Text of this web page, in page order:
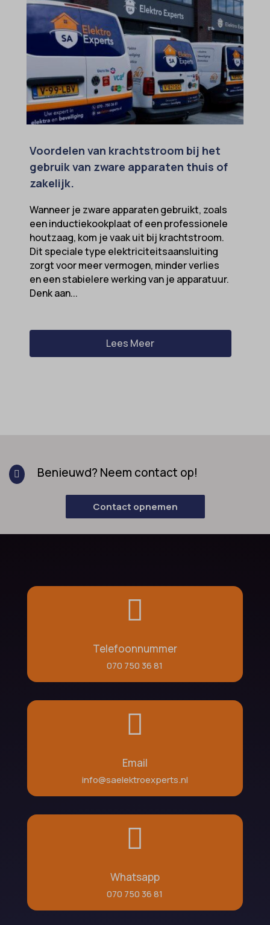
Voordelen van krachtstroom bij het
gebruik van zware apparaten thuis of
zakelijk.
Wanneer je zware apparaten gebruikt, zoals
een inductiekookplaat of een professionele
houtzaag, kom je vaak uit bij krachtstroom.
Dit speciale type elektriciteitsaansluiting
zorgt voor meer vermogen, minder verlies
en een stabielere werking van je apparatuur.
Denk aan...
Lees Meer
 Benieuwd? Neem contact op!
Contact opnemen

Telefoonnummer
070 750 36 81

Email
info@saelektroexperts.nl

Whatsapp
070 750 36 81